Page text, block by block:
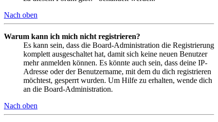
Nach oben
Warum kann ich mich nicht registrieren?
Es kann sein, dass die Board-Administration die Registrierung
komplett ausgeschaltet hat, damit sich keine neuen Benutzer
mehr anmelden können. Es könnte auch sein, dass deine IP-
Adresse oder der Benutzername, mit dem du dich registrieren
möchtest, gesperrt wurden. Um Hilfe zu erhalten, wende dich
an die Board-Administration.
Nach oben